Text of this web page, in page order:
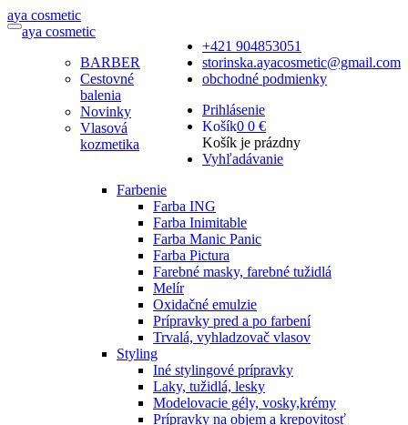
aya cosmetic
+421 904853051
storinska.ayacosmetic@gmail.com
obchodné podmienky
Prihlásenie
Košík0 0 €
Košík je prázdny
Vyhľadávanie
aya cosmetic
BARBER
Cestovné
balenia
Novinky
Vlasová
kozmetika
Farbenie
Farba ING
Farba Inimitable
Farba Manic Panic
Farba Pictura
Farebné masky, farebné tužidlá
Melír
Oxidačné emulzie
Prípravky pred a po farbení
Trvalá, vyhladzovač vlasov
Styling
Iné stylingové prípravky
Laky, tužidlá, lesky
Modelovacie gély, vosky,krémy
Prípravky na objem a krepovitosť